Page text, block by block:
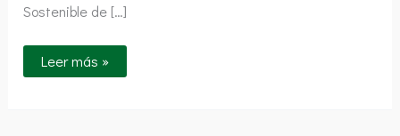
Sostenible de […]
Leer más »